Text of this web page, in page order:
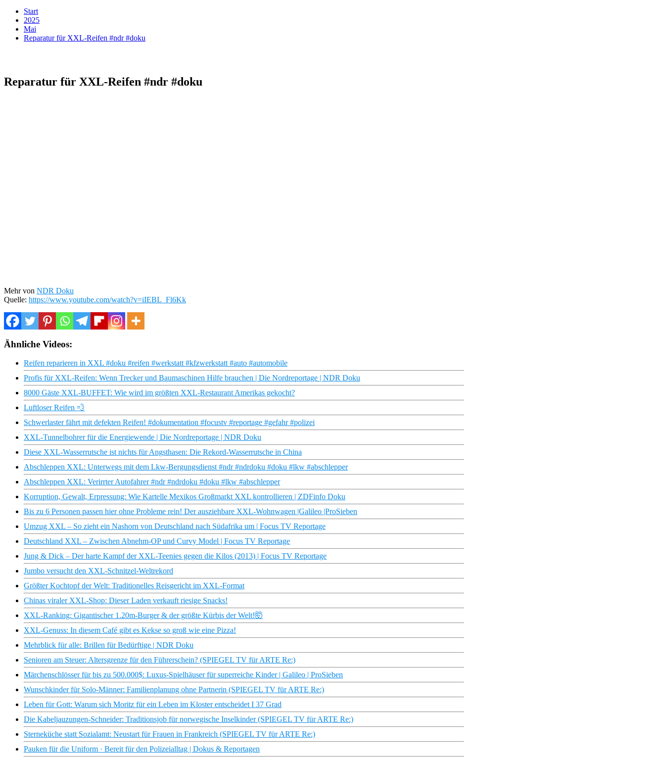
Start
2025
Mai
Reparatur für XXL-Reifen #ndr #doku
Reparatur für XXL-Reifen #ndr #doku
Mehr von NDR Doku
Quelle: https://www.youtube.com/watch?v=iIEBL_Fl6Kk
Ähnliche Videos:
Reifen reparieren in XXL #doku #reifen #werkstatt #kfzwerkstatt #auto #automobile
Profis für XXL-Reifen: Wenn Trecker und Baumaschinen Hilfe brauchen | Die Nordreportage | NDR Doku
8000 Gäste XXL-BUFFET: Wie wird im größten XXL-Restaurant Amerikas gekocht?
Luftloser Reifen 💨
Schwerlaster fährt mit defekten Reifen! #dokumentation #focustv #reportage #gefahr #polizei
XXL-Tunnelbohrer für die Energiewende | Die Nordreportage | NDR Doku
Diese XXL-Wasserrutsche ist nichts für Angsthasen: Die Rekord-Wasserrutsche in China
Abschleppen XXL: Unterwegs mit dem Lkw-Bergungsdienst #ndr #ndrdoku #doku #lkw #abschlepper
Abschleppen XXL: Verirrter Autofahrer #ndr #ndrdoku #doku #lkw #abschlepper
Korruption, Gewalt, Erpressung: Wie Kartelle Mexikos Großmarkt XXL kontrollieren | ZDFinfo Doku
Bis zu 6 Personen passen hier ohne Probleme rein! Der ausziehbare XXL-Wohnwagen |Galileo |ProSieben
Umzug XXL – So zieht ein Nashorn von Deutschland nach Südafrika um | Focus TV Reportage
Deutschland XXL – Zwischen Abnehm-OP und Curvy Model | Focus TV Reportage
Jung & Dick – Der harte Kampf der XXL-Teenies gegen die Kilos (2013) | Focus TV Reportage
Jumbo versucht den XXL-Schnitzel-Weltrekord
Größter Kochtopf der Welt: Traditionelles Reisgericht im XXL-Format
Chinas viraler XXL-Shop: Dieser Laden verkauft riesige Snacks!
XXL-Ranking: Gigantischer 1.20m-Burger & der größte Kürbis der Welt!🤯
XXL-Genuss: In diesem Café gibt es Kekse so groß wie eine Pizza!
Mehrblick für alle: Brillen für Bedürftige | NDR Doku
Senioren am Steuer: Altersgrenze für den Führerschein? (SPIEGEL TV für ARTE Re:)
Märchenschlösser für bis zu 500.000$: Luxus-Spielhäuser für superreiche Kinder | Galileo | ProSieben
Wunschkinder für Solo-Männer: Familienplanung ohne Partnerin (SPIEGEL TV für ARTE Re:)
Leben für Gott: Warum sich Moritz für ein Leben im Kloster entscheidet I 37 Grad
Die Kabeljauzungen-Schneider: Traditionsjob für norwegische Inselkinder (SPIEGEL TV für ARTE Re:)
Sterneküche statt Sozialamt: Neustart für Frauen in Frankreich (SPIEGEL TV für ARTE Re:)
Pauken für die Uniform · Bereit für den Polizeialltag | Dokus & Reportagen